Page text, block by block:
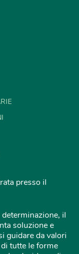
presso il
il
soluzione e
guidare da valori
tutte le forme